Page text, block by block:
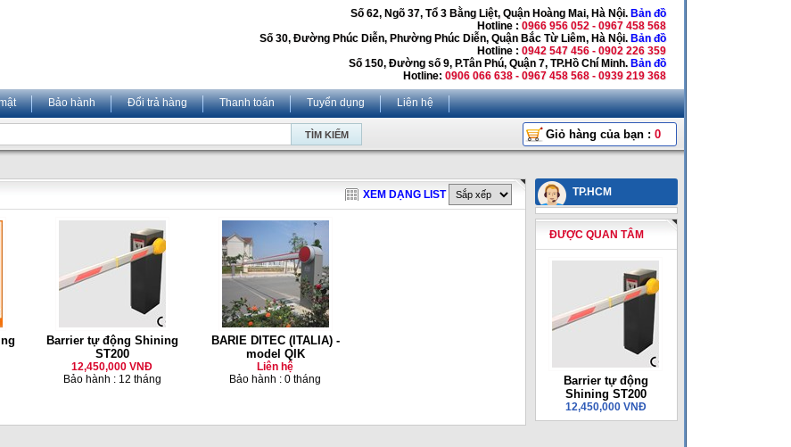
Số 62, Ngõ 37, Tổ 3 Bằng Liệt, Quận Hoàng Mai, Hà Nội. Bản đồ
Hotline : 0966 956 052 - 0967 458 568
Số 30, Đường Phúc Diễn, Phường Phúc Diễn, Quận Bắc Từ Liêm, Hà Nội. Bản đồ
Hotline : 0942 547 456 - 0902 226 359
Số 150, Đường số 9, P.Tân Phú, Quận 7, TP.Hồ Chí Minh. Bản đồ
Hotline: 0906 066 638 - 0967 458 568 - 0939 219 368
Bảo hành Đổi trả hàng Thanh toán Tuyển dụng Liên hệ
Giỏ hàng của bạn : 0
XEM DẠNG LIST
Barrier tự động Shining
ST200
12,450,000 VNĐ
Bảo hành : 12 tháng
BARIE DITEC (ITALIA) -
model QIK
Liên hệ
Bảo hành : 0 tháng
TP.HCM
ĐƯỢC QUAN TÂM
Barrier tự động
Shining ST200
12,450,000 VNĐ